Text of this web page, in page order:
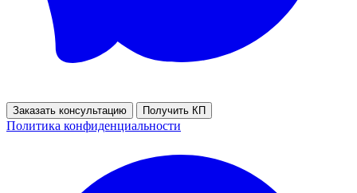
Заказать консультацию Получить КП
Политика конфиденциальности